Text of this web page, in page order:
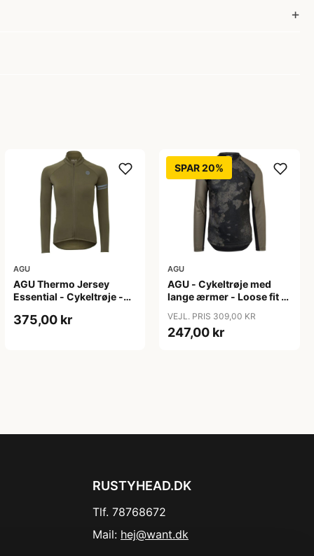
AGU
AGU Thermo Jersey
Essential - Cykeltrøje -
XXL
375,00 kr
SPAR 20%
AGU
AGU - Cykeltrøje med
lange ærmer - Loose fit -
VEJL. PRIS 309,00 KR
247,00 kr
RUSTYHEAD.DK
Tlf. 78768672
Mail: hej@want.dk